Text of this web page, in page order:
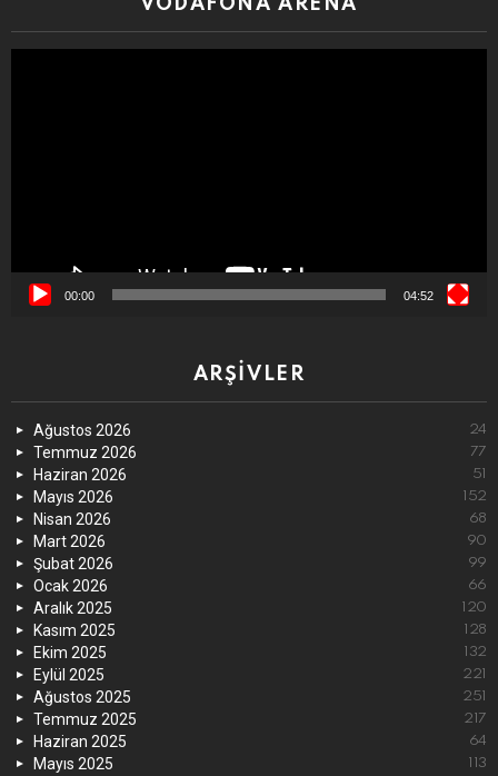
VODAFONA ARENA
00:00 04:52
ARŞIVLER
Ağustos 2026 24
Temmuz 2026 77
Haziran 2026 51
Mayıs 2026 152
Nisan 2026 68
Mart 2026 90
Şubat 2026 99
Ocak 2026 66
Aralık 2025 120
Kasım 2025 128
Ekim 2025 132
Eylül 2025 221
Ağustos 2025 251
Temmuz 2025 217
Haziran 2025 64
Mayıs 2025 113